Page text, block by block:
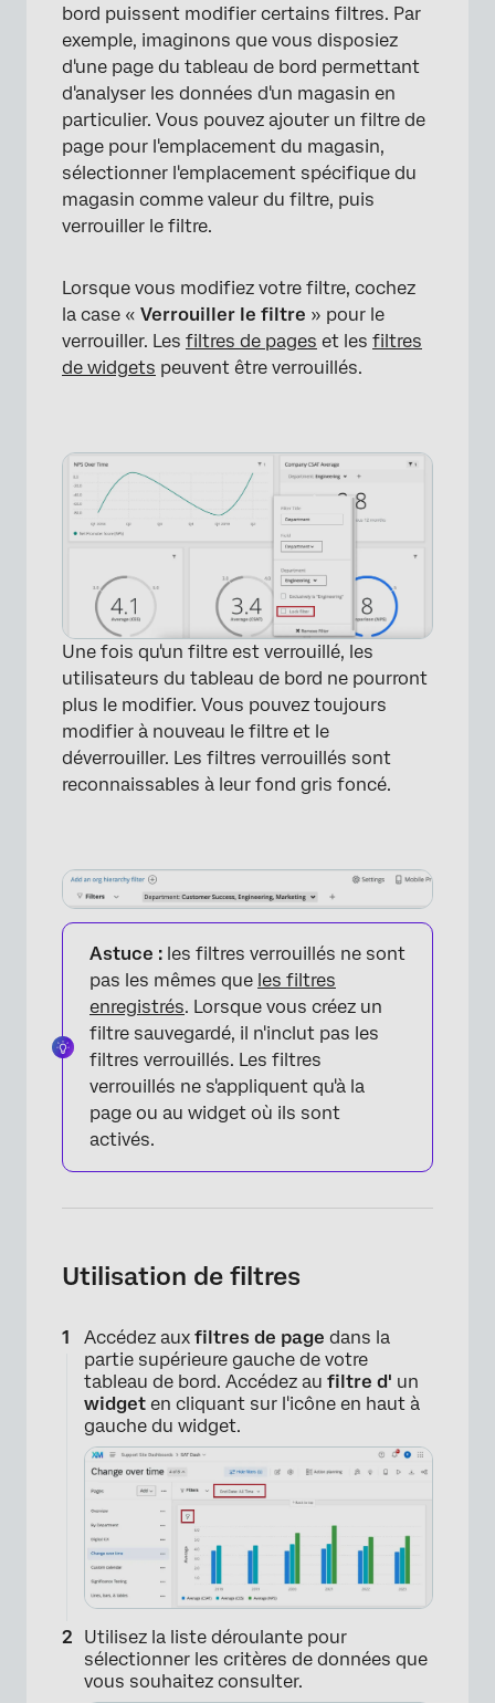
×
bord puissent modifier certains filtres. Par
exemple, imaginons que vous disposiez
d'une page du tableau de bord permettant
d'analyser les données d'un magasin en
particulier. Vous pouvez ajouter un filtre de
page pour l'emplacement du magasin,
sélectionner l'emplacement spécifique du
magasin comme valeur du filtre, puis
verrouiller le filtre.
Lorsque vous modifiez votre filtre, cochez
la case « Verrouiller le filtre » pour le
verrouiller. Les filtres de pages et les filtres
de widgets peuvent être verrouillés.
×
Une fois qu'un filtre est verrouillé, les
utilisateurs du tableau de bord ne pourront
plus le modifier. Vous pouvez toujours
modifier à nouveau le filtre et le
déverrouiller. Les filtres verrouillés sont
reconnaissables à leur fond gris foncé.
Astuce : les filtres verrouillés ne sont
pas les mêmes que les filtres
enregistrés. Lorsque vous créez un
filtre sauvegardé, il n'inclut pas les
filtres verrouillés. Les filtres
verrouillés ne s'appliquent qu'à la
page ou au widget où ils sont
activés.
Utilisation de filtres
Accédez aux filtres de page dans la
partie supérieure gauche de votre
tableau de bord. Accédez au filtre d' un
widget en cliquant sur l'icône en haut à
gauche du widget.
Utilisez la liste déroulante pour
sélectionner les critères de données que
vous souhaitez consulter.